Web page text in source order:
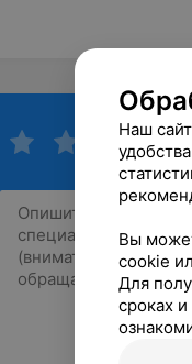
Наш
Вы
cookie
Для
сроках